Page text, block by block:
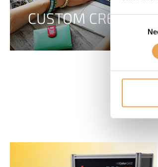
Consent
CUSTOM CREATE